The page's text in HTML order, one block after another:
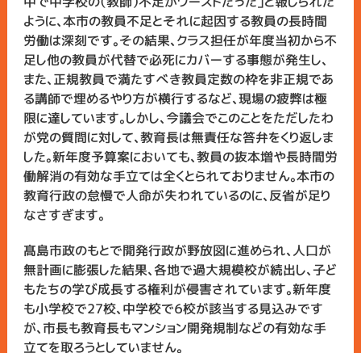
ように、本市の教員不足とそれに起因する教員の長時間
労働は深刻です。その結果、クラス担任が年度当初から不
足し他の教員が代替で必死にカバーする事態が発生し、
また、正規教員で満たすべき教員定数の枠を非正規であ
る講師で埋めるやり方が横行するなど、現場の疲弊は極
限に達しています。しかし、今議会でこのことをただしたわ
が党の質問に対して、教育長は無責任な答弁をくり返しま
した。新年度予算案においても、教員の抜本増や長時間労
働解消の有効な手立ては全くとられておりません。本市の
教育行政の怠慢で人命が失われているのに、反省が足り
なさすぎます。
髙島市政のもとで開発行政が野放図に進められ、人口が
無計画に膨張した結果、各地で過大規模校が続出し、子ど
もたちの学び成長する権利が侵害されています。新年度
も小学校で27校、中学校で６校が該当する見込みです
が、市長も教育長もマンション開発規制などの有効な手
立てを取ろうとしていません。